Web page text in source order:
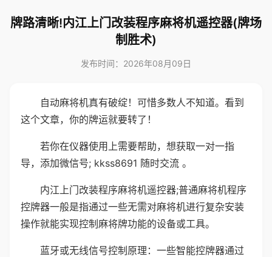
牌路清晰!内江上门改装程序麻将机遥控器(牌场
制胜术)
发布时间：2026年08月09日
自动麻将机真有破绽！可惜多数人不知道。看到
这个文章，你的牌运就要转了！
若你在仪器使用上需要帮助，想获取一对一指
导，添加微信号; kkss8691 随时交流 。
内江上门改装程序麻将机遥控器;普通麻将机程序
控牌器一般是指通过一些无需对麻将机进行复杂安装
操作就能实现控制麻将牌功能的设备或工具。
蓝牙或无线信号控制原理：一些智能控牌器通过